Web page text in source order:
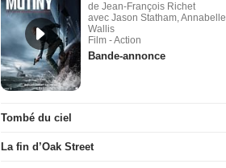
de Jean-François Richet
avec Jason Statham, Annabelle
Wallis
Film - Action
Bande-annonce
Tombé du ciel
La fin d’Oak Street